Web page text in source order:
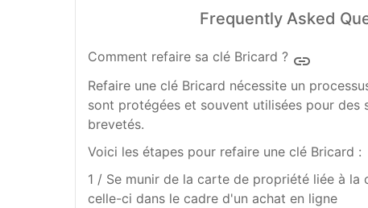
Frequently Asked
Comment refaire sa clé Bricard ? insert_link
Refaire une clé Bricard nécessite un
sont protégées et souvent utilisées pour des
brevetés.
Voici les étapes pour refaire une clé Bricard :
1 / Se munir de la carte de propriété liée à la
celle-ci dans le cadre d'un achat en ligne